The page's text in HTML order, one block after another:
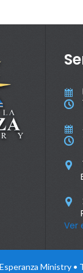






Ver
Ministry •